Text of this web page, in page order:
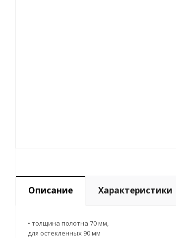
Описание Характеристики
• толщина полотна 70 мм,
для остекленных 90 мм